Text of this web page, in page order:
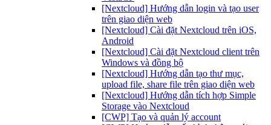
[Nextcloud] Hướng dẫn login và tạo user
trên giao diện web
[Nextcloud] Cài đặt Nextcloud trên iOS,
Android
[Nextcloud] Cài đặt Nextcloud client trên
Windows và đồng bộ
[Nextcloud] Hướng dẫn tạo thư mục,
upload file, share file trên giao diện web
[Nextcloud] Hướng dẫn tích hợp Simple
Storage vào Nextcloud
[CWP] Tạo và quản lý account